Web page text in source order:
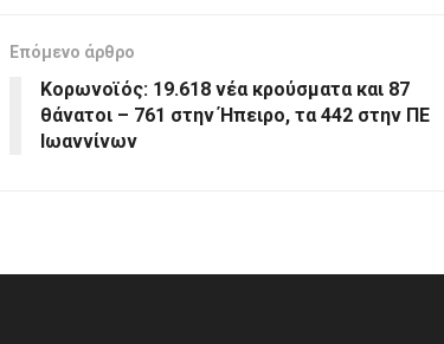
Επόμενο άρθρο
Κορωνοϊός: 19.618 νέα κρούσματα και 87
θάνατοι – 761 στην Ήπειρο, τα 442 στην ΠΕ
Ιωαννίνων